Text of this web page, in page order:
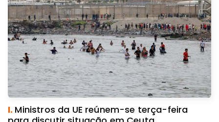
I. Ministros da UE reúnem-se terça-feira